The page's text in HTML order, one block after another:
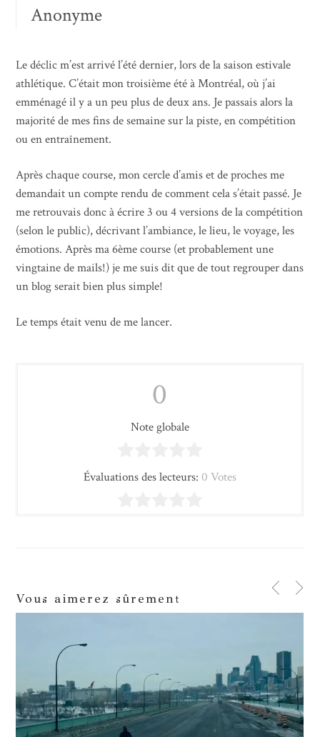
Anonyme
Le déclic m’est arrivé l’été dernier, lors de la saison estivale
athlétique. C’était mon troisième été à Montréal, où j’ai
emménagé il y a un peu plus de deux ans. Je passais alors la
majorité de mes fins de semaine sur la piste, en compétition
ou en entraînement.
Après chaque course, mon cercle d’amis et de proches me
demandait un compte rendu de comment cela s’était passé. Je
me retrouvais donc à écrire 3 ou 4 versions de la compétition
(selon le public), décrivant l’ambiance, le lieu, le voyage, les
émotions. Après ma 6ème course (et probablement une
vingtaine de mails!) je me suis dit que de tout regrouper dans
un blog serait bien plus simple!
Le temps était venu de me lancer.
0
Note globale
Évaluations des lecteurs: 0 Votes
Vous aimerez sûrement